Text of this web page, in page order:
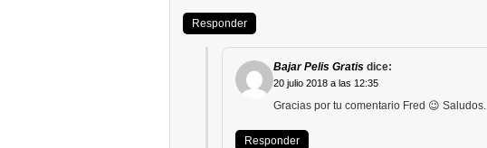
Responder
Bajar Pelis Gratis dice:
20 julio 2018 a las 12:35
Gracias por tu comentario Fred 😉 Saludos.
Responder